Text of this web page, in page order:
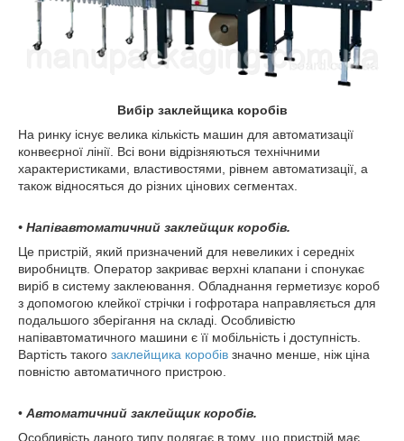
Вибір заклейщика коробів
На ринку існує велика кількість машин для автоматизації
конвеєрної лінії. Всі вони відрізняються технічними
характеристиками, властивостями, рівнем автоматизації, а
також відносяться до різних цінових сегментах.
• Напівавтоматичний заклейщик коробів.
Це пристрій, який призначений для невеликих і середніх
виробництв. Оператор закриває верхні клапани і спонукає
виріб в систему заклеювання. Обладнання герметизує короб
з допомогою клейкої стрічки і гофротара направляється для
подальшого зберігання на складі. Особливістю
напівавтоматичного машини є її мобільність і доступність.
Вартість такого заклейщика коробів значно менше, ніж ціна
повністю автоматичного пристрою.
• Автоматичний заклейщик коробів.
Особливість даного типу полягає в тому, що пристрій має